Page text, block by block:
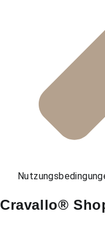
Cravallo®